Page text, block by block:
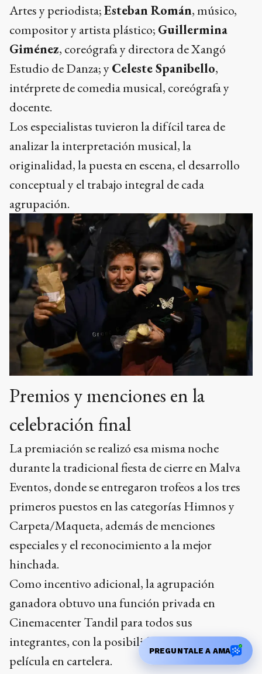
Artes y periodista;Esteban Román, músico,
compositor y artista plástico; Guillermina
Giménez, coreógrafa y directora de Xangó
Estudio de Danza; yCeleste Spanibello,
intérprete de comedia musical, coreógrafa y
docente.
Los especialistas tuvieron la difícil tarea de
analizar la interpretación musical, la
originalidad, la puesta en escena, el desarrollo
conceptual y el trabajo integral de cada
agrupación.
Premios y menciones en la
celebración final
La premiación se realizó esa misma noche
durante la tradicional fiesta de cierre en Malva
Eventos, donde se entregaron trofeos a los tres
primeros puestos en las categorías Himnos y
Carpeta/Maqueta, además de menciones
especiales y el reconocimiento a la mejor
hinchada.
Como incentivo adicional, la agrupación
ganadora obtuvo una función privada en
Cinemacenter Tandil para todos sus
integrantes, con la posibilidad de elegir una
película en cartelera.
PREGUNTALE A AMA